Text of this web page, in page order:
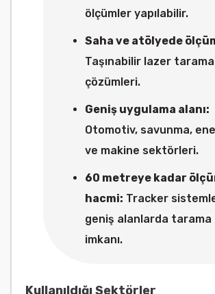
ölçümler yapılabilir.
Saha ve atölyede
Taşınabilir lazer tarama
çözümleri.
Geniş uygulama alanı:
Otomotiv, savunma,
ve makine sektörleri.
60 metreye kadar
hacmi: Tracker
geniş alanlarda tarama
imkanı.
Kullanıldığı Sektörler